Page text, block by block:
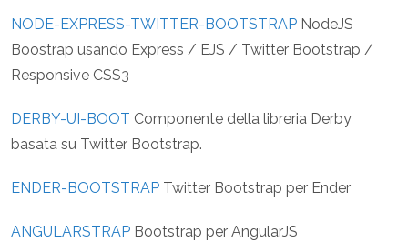
NODE-EXPRESS-TWITTER-BOOTSTRAP NodeJS
Boostrap usando Express / EJS / Twitter Bootstrap /
Responsive CSS3
DERBY-UI-BOOT Componente della libreria Derby
basata su Twitter Bootstrap.
ENDER-BOOTSTRAP Twitter Bootstrap per Ender
ANGULARSTRAP Bootstrap per AngularJS